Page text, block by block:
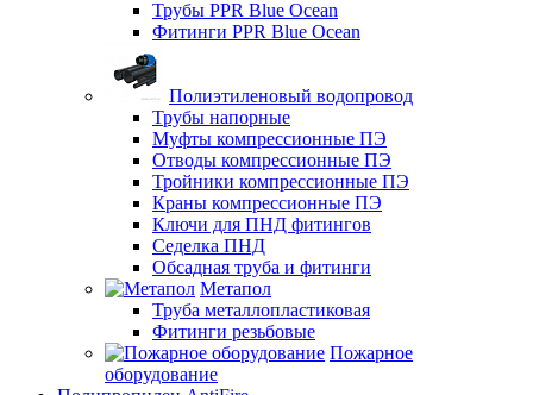
Трубы PPR Blue Ocean
Фитинги PPR Blue Ocean
Полиэтиленовый водопровод
Трубы напорные
Муфты компрессионные ПЭ
Отводы компрессионные ПЭ
Тройники компрессионные ПЭ
Краны компрессионные ПЭ
Ключи для ПНД фитингов
Седелка ПНД
Обсадная труба и фитинги
Метапол
Труба металлопластиковая
Фитинги резьбовые
Пожарное
оборудование